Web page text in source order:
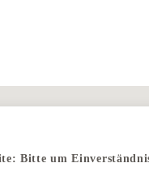
Bitte um